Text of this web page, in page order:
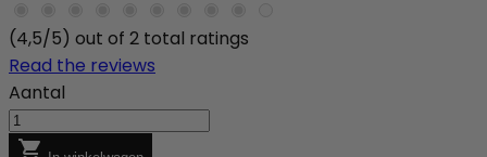
(4,5/5) out of 2 total ratings
Read the reviews
Aantal
